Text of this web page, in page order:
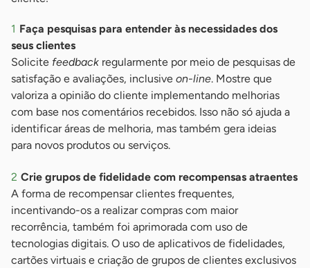
Faça pesquisas para entender às necessidades dos
seus clientes
Solicite feedback regularmente por meio de pesquisas de
satisfação e avaliações, inclusive on-line. Mostre que
valoriza a opinião do cliente implementando melhorias
com base nos comentários recebidos. Isso não só ajuda a
identificar áreas de melhoria, mas também gera ideias
para novos produtos ou serviços.
Crie grupos de fidelidade com recompensas atraentes
A forma de recompensar clientes frequentes,
incentivando-os a realizar compras com maior
recorrência, também foi aprimorada com uso de
tecnologias digitais. O uso de aplicativos de fidelidades,
cartões virtuais e criação de grupos de clientes exclusivos